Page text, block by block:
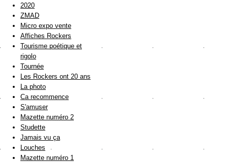
2020
ZMAD
Micro expo vente
Affiches Rockers
Tourisme poétique et
rigolo
Tournée
Les Rockers ont 20 ans
La photo
Ca recommence
S'amuser
Mazette numéro 2
Studette
Jamais vu ça
Louches
Mazette numéro 1